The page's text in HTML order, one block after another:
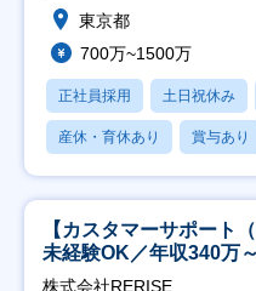
東京都
700万~1500万
正社員採用 土日祝休み
産休・育休あり 賞与あり
【カスタマーサポート
未経験OK／年収340万
株式会社RERISE